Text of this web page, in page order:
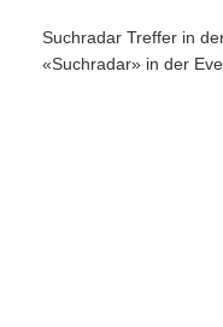
Suchradar Treffer in
«Suchradar» in der